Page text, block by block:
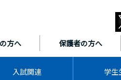
方へ 保護者の方へ
入試関連 学生